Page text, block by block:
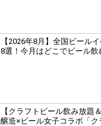
【2026年8月】全国ビール
8選！今月はどこでビール飲
【クラフトビール飲み放題
醸造×ビール女子コラボ「ク